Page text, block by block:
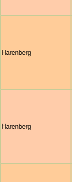
Harenberg
Harenberg